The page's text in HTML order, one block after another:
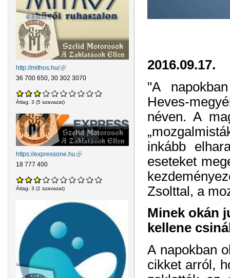
http://mithos.hu/(külső hivatkozás)
36 700 650, 30 302 3070
Átlag: 3 (5 szavazat)
https://expressone.hu (külső hivatkozás)
18 777 400
Átlag: 3 (1 szavazat)
2016.09.17.
"A
Heves-
néven. A
inkább
eseteket
Zsolttal, a
Minek okán
kellene
A napokban
cikket arról,